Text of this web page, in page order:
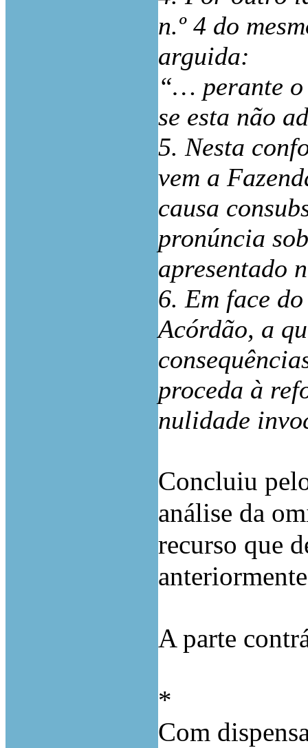
n.º 4 do
arguida:
“… perante
se esta não
5. Nesta
vem a
causa
pronúncia
apresentado
6. Em face
Acórdão, a
proceda à
nulidade
Concluiu
análise da
recurso que
anteriormente
A parte
*
Com